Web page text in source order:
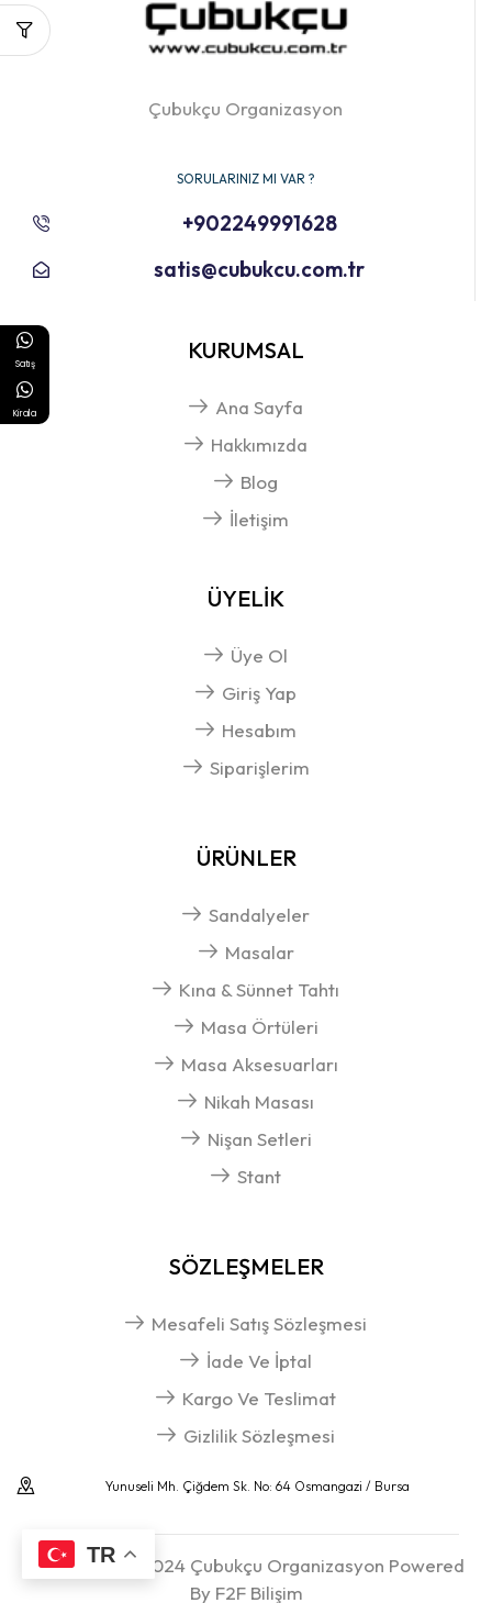
Çubukçu Organizasyon
SORULARINIZ MI VAR ?
+902249991628
satis@cubukcu.com.tr
KURUMSAL
Ana Sayfa
Hakkımızda
Blog
İletişim
ÜYELİK
Üye Ol
Giriş Yap
Hesabım
Siparişlerim
ÜRÜNLER
Sandalyeler
Masalar
Kına & Sünnet Tahtı
Masa Örtüleri
Masa Aksesuarları
Nikah Masası
Nişan Setleri
Stant
SÖZLEŞMELER
Mesafeli Satış Sözleşmesi
İade Ve İptal
Kargo Ve Teslimat
Gizlilik Sözleşmesi
Yunuseli Mh. Çiğdem Sk. No: 64 Osmangazi / Bursa
Telif Hakkı © 2024 Çubukçu Organizasyon Powered
By F2F Bilişim
TR
Satış
Kirala